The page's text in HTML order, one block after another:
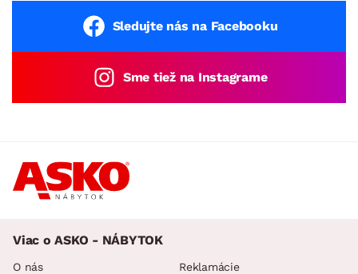
Sledujte nás na Facebooku
Sme tiež na Instagrame
Viac o ASKO - NÁBYTOK
O nás Reklamácie